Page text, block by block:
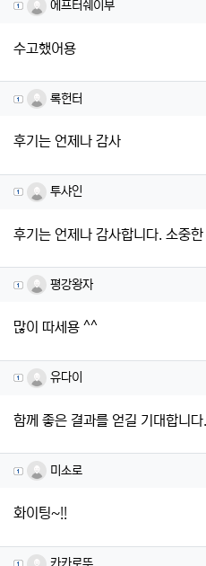
에프터쉐이부
수고했어용
록헌터님의 댓글
록헌터
후기는 언제나 감사
투샤인님의 댓글
투샤인
후기는 언제나 감사합니다. 소중
평강왕자님의 댓글
평강왕자
많이 따세용 ^^
유다이님의 댓글
유다이
함께 좋은 결과를 얻길 기대합니다.
미소로님의 댓글
미소로
화이팅~!!